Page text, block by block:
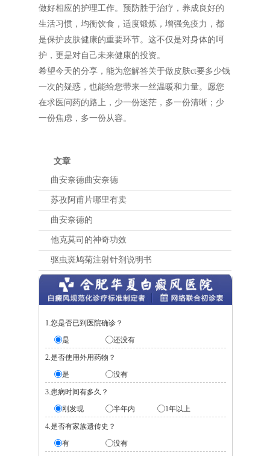
做好相应的护理工作。预防胜于治疗，养成良好的
生活习惯，均衡饮食，适度锻炼，增强免疫力，都
是保护皮肤健康的重要环节。这不仅是对身体的呵
护，更是对自己未来健康的投资。
希望今天的分享，能为您解答关于做皮肤ct要多少钱
一次的疑惑，也能给您带来一丝温暖和力量。愿您
在求医问药的路上，少一份迷茫，多一份清晰；少
一份焦虑，多一份从容。
文章
曲安奈德曲安奈德
苏孜阿甫片哪里有卖
曲安奈德的
他克莫司的神奇功效
驱虫斑鸠菊注射针剂说明书
1.您是否已到医院确诊？
是
还没有
2.是否使用外用药物？
是
没有
3.患病时间有多久？
刚发现
半年内 1年以上
4.是否有家族遗传史？
有
没有